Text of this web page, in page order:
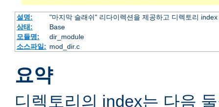
설명:
"마지막 슬래쉬" 리다이렉션을 제공하고 디렉토리
상태:
Base
모듈명:
dir_module
소스파일: mod_dir.c
요약
디렉토리의 index는 다음